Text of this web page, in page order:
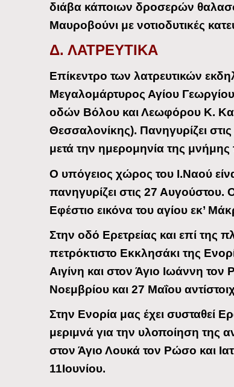
διάβα κάποιων δροσερών
Μαυροβούνι με νοτιοδυτικές
Δ. ΛΑΤΡΕΥΤΙΚΑ
Επίκεντρο των λατρευτικών
Μεγαλομάρτυρος Αγίου
οδών Βόλου και Λεωφόρου Κ.
Θεσσαλονίκης). Πανηγυρίζει
μετά την ημερομηνία της μνήμης
Ο υπόγειος χώρος του Ι.Ναού
πανηγυρίζει στις 27 Αυγούστου.
Εφέστιο εικόνα του αγίου εκ’
Στην οδό Ερετρείας και επί της
πετρόκτιστο Εκκλησάκι της
Αιγίνη και στον Άγιο Ιωάννη
Νοεμβρίου και 27 Μαΐου
Στην Ενορία μας έχει συσταθεί
μεριμνά για την υλοποίηση της
στον Άγιο Λουκά τον Ρώσο και
11Ιουνίου.